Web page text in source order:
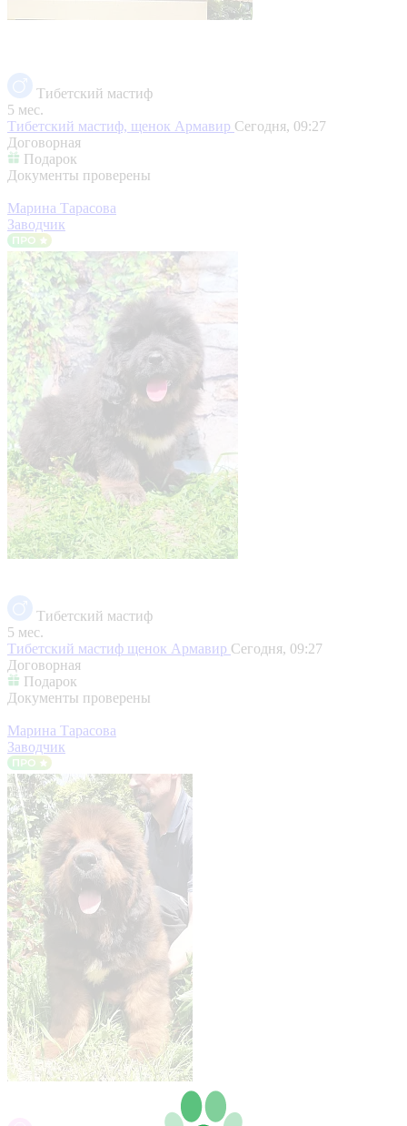
Тибетский мастиф
5 мес.
Тибетский мастиф, щенок Армавир Сегодня, 09:27
Договорная
Подарок
Документы проверены
Марина Тарасова
Заводчик
Тибетский мастиф
5 мес.
Тибетский мастиф щенок Армавир Сегодня, 09:27
Договорная
Подарок
Документы проверены
Марина Тарасова
Заводчик